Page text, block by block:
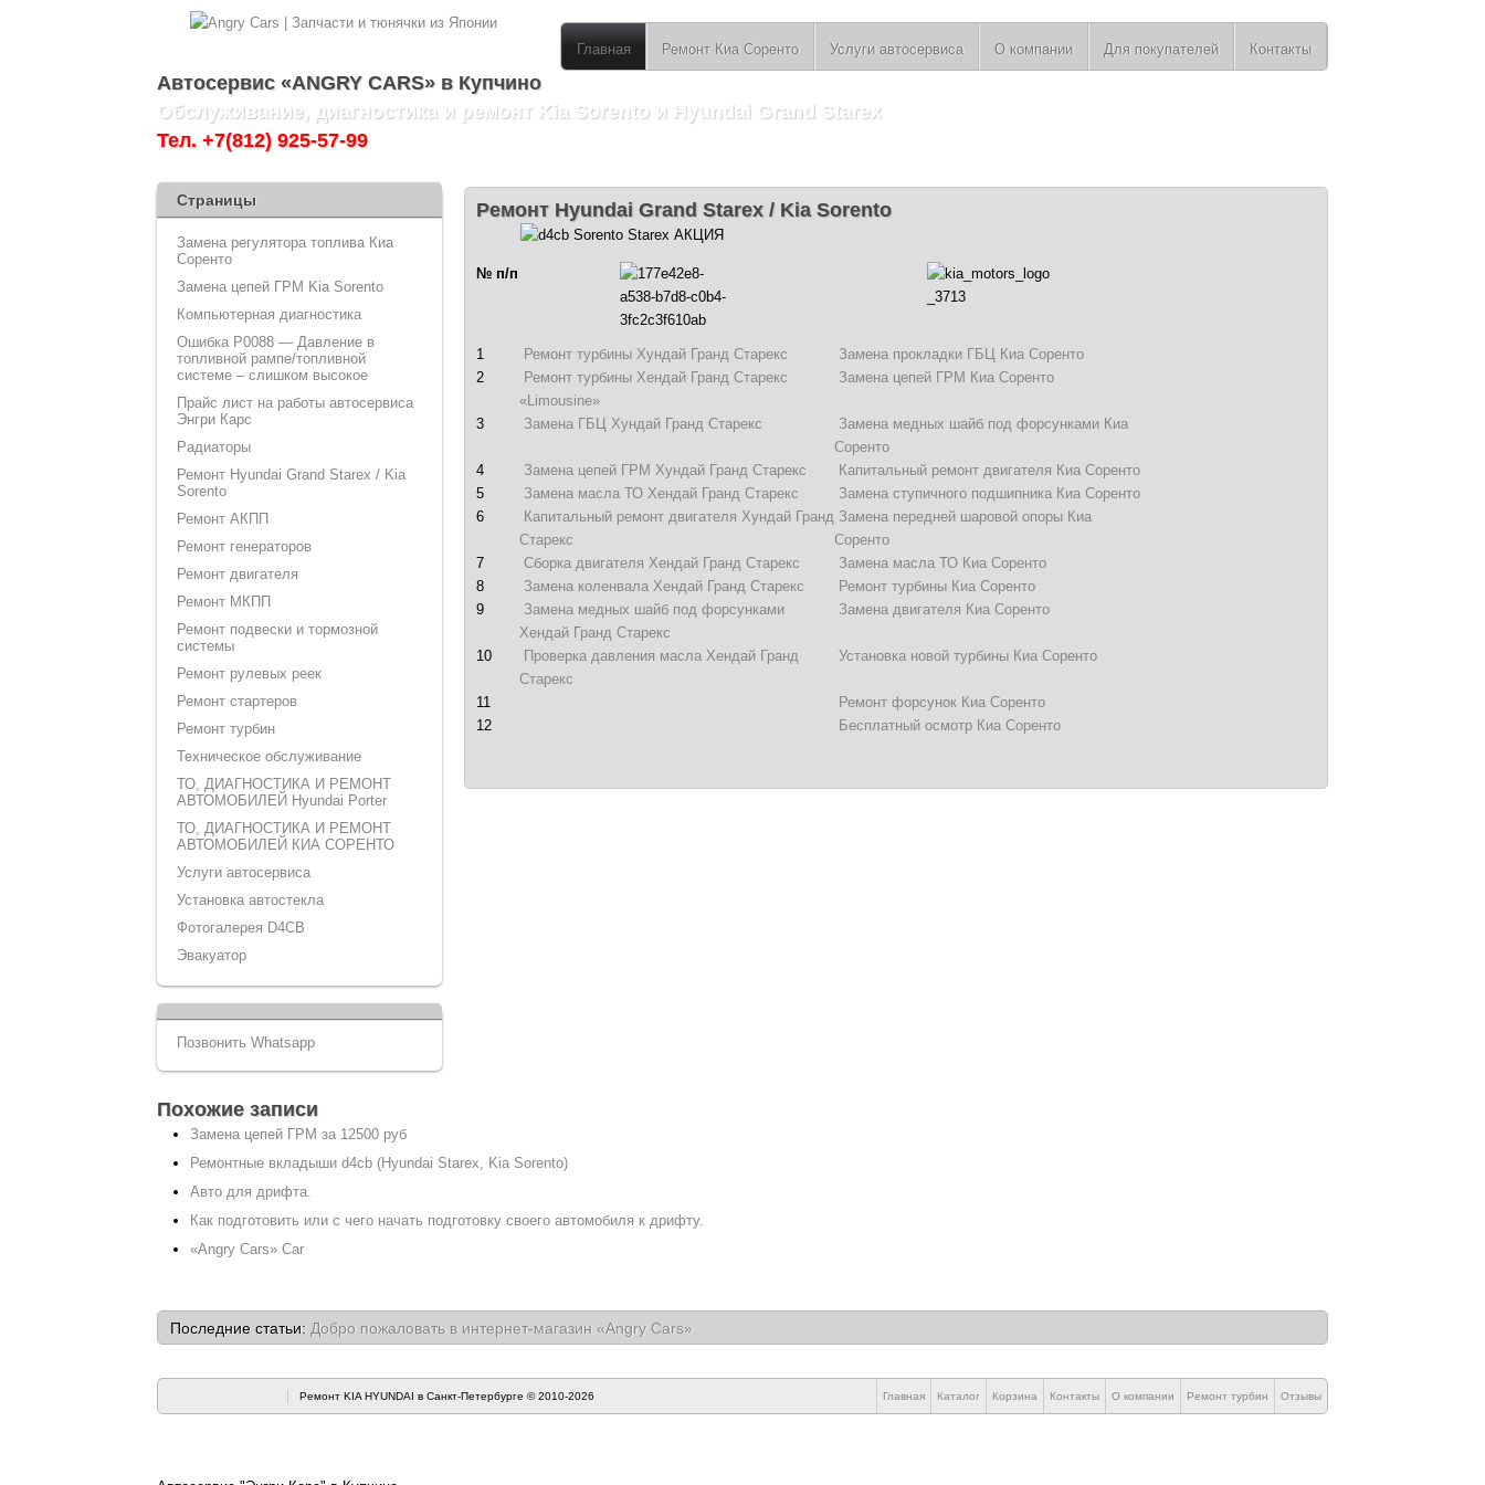
Главная Ремонт Киа Соренто Услуги автосервиса О компании Для покупателей Контакты
Автосервис «ANGRY CARS» в Купчино
Обслуживание, диагностика и ремонт Kia Sorento и Hyundai Grand Starex
Тел. +7(812) 925-57-99
Страницы
Замена регулятора топлива Киа
Соренто
Замена цепей ГРМ Kia Sorento
Компьютерная диагностика
Ошибка P0088 — Давление в
топливной рампе/топливной
системе – слишком высокое
Прайс лист на работы автосервиса
Энгри Карс
Радиаторы
Ремонт Hyundai Grand Starex / Kia
Sorento
Ремонт АКПП
Ремонт генераторов
Ремонт двигателя
Ремонт МКПП
Ремонт подвески и тормозной
системы
Ремонт рулевых реек
Ремонт стартеров
Ремонт турбин
Техническое обслуживание
ТО, ДИАГНОСТИКА И РЕМОНТ
АВТОМОБИЛЕЙ Hyundai Porter
ТО, ДИАГНОСТИКА И РЕМОНТ
АВТОМОБИЛЕЙ КИА СОРЕНТО
Услуги автосервиса
Установка автостекла
Фотогалерея D4CB
Эвакуатор
Позвонить Whatsapp
Ремонт Hyundai Grand Starex / Kia Sorento
№ п/п
1 Ремонт турбины Хундай Гранд Старекс
Замена прокладки ГБЦ Киа Соренто
2
Ремонт турбины Хендай Гранд Старекс
«Limousine»
Замена цепей ГРМ Киа Соренто
3 Замена ГБЦ Хундай Гранд Старекс
Замена медных шайб под форсунками Киа
Соренто
4
Замена цепей ГРМ Хундай Гранд Старекс
Капитальный ремонт двигателя Киа Соренто
5
Замена масла ТО Хендай Гранд Старекс
Замена ступичного подшипника Киа Соренто
6
Капитальный ремонт двигателя Хундай Гранд
Старекс
Замена передней шаровой опоры Киа
Соренто
7
Сборка двигателя Хендай Гранд Старекс
Замена масла ТО Киа Соренто
8
Замена коленвала Хендай Гранд Старекс
Ремонт турбины Киа Соренто
9
Замена медных шайб под форсунками
Хендай Гранд Старекс
Замена двигателя Киа Соренто
10
Проверка давления масла Хендай Гранд
Старекс
Установка новой турбины Киа Соренто
11
Ремонт форсунок Киа Соренто
12
Бесплатный осмотр Киа Соренто
Похожие записи
Замена цепей ГРМ за 12500 руб
Ремонтные вкладыши d4cb (Hyundai Starex, Kia Sorento)
Авто для дрифта.
Как подготовить или с чего начать подготовку своего автомобиля к дрифту.
«Angry Cars» Car
Последние статьи: Добро пожаловать в интернет-магазин «Angry Cars»
Ремонт KIA HYUNDAI в Санкт-Петербурге © 2010-2026 Главная Каталог Корзина Контакты О компании Ремонт турбин Отзывы